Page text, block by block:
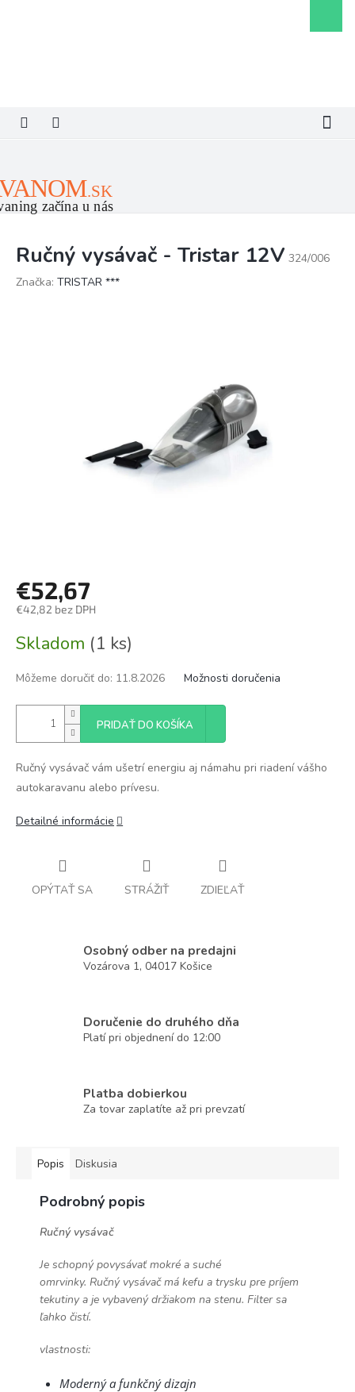
košík
Ručný vysávač - Tristar 12V 324/006
Značka: TRISTAR ***
€52,67
€42,82 bez DPH
cena:
Skladom (1 ks)
Môžeme doručiť do: 11.8.2026 Možnosti doručenia
PRIDAŤ DO KOŠÍKA
Ručný vysávač vám ušetrí energiu aj námahu pri riadení vášho
autokaravanu alebo prívesu.
Detailné informácie
OPÝTAŤ SA STRÁŽIŤ ZDIEĽAŤ
Osobný odber na predajni
Vozárova 1, 04017 Košice
Doručenie do druhého dňa
Platí pri objednení do 12:00
Platba dobierkou
Za tovar zaplatíte až pri prevzatí
Popis Diskusia
Podrobný popis
Ručný vysávač
Je schopný povysávať mokré a suché
omrvinky. Ručný vysávač má kefu a trysku pre príjem
tekutiny a je vybavený držiakom na stenu. Filter sa
ľahko čistí.
vlastnosti:
Moderný a funkčný dizajn